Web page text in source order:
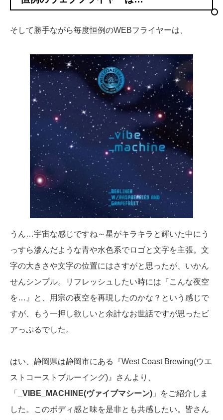
そして勝手ながら毎度恒例のWEBフライヤーは、
うん…宇宙な感じですね～星がキラキラと輝いた中にう
っすら滲んだような青や水色系でロゴと文字を主張。文
字の大きさや文字の位置にはさすがと思ったが、いかん
せんシンプル。リフレッシュしたい時には『こんな夜空
を…』と、用宗の夜空を再現したのかな？という感じで
すが、もう一押し欲しいと余計なお世話ですが思ったビ
アっぷるでした。
はい、静岡県は静岡市にある『West Coast Brewing(ウエ
ストコーストブルーイング)』さんより、
「
_VIBE_MACHINE(ヴァイブマシーン) 」をご紹介しま
した。このボディ感と味を是非とも共感したい。皆さん